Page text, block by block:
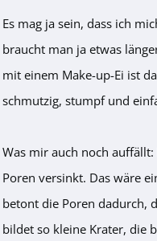
Es mag ja sein, dass ich
braucht man ja etwas
mit einem Make-up-Ei ist
schmutzig, stumpf und
Was mir auch noch
Poren versinkt. Das wäre
betont die Poren dadurch,
bildet so kleine Krater, die